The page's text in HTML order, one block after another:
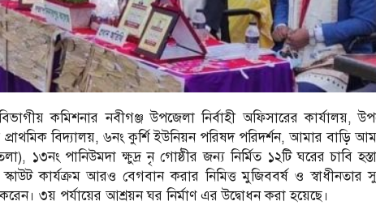
বিভাগীয় কমিশনার নবীগঞ্জ উপজেলা নির্বাহী অফিসারের কার্যালয়,
বিদ্যালয়, ৬নং কুর্শি ইউনিয়ন পরিষদ পরিদর্শন, আমার বাড়ি
১৩নং পানিউমদা ক্ষুদ্র নৃ গোষ্ঠীর জন্য নির্মিত ১২টি ঘরের চাবি
কার্যক্রম আরও বেগবান করার নিমিত্ত মুজিববর্ষ ও স্বাধীনতার
৩য় পর্যায়ের আশ্রয়ন ঘর নির্মাণ এর উদ্বোধন করা হয়েছে।